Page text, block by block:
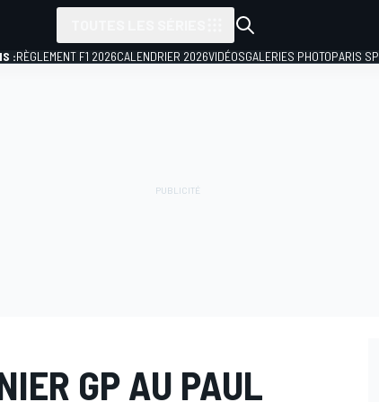
:RÈGLEMENT F1 2026CALENDRIER 2026VIDÉOSGALERIES PHOTOPARIS
GP AU PAUL